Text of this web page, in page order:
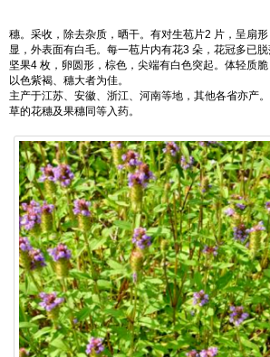
穗。采收，除去杂质，晒干。有对生苞片2 片，呈扇
显，外表面有白毛。每一苞片内有花3 朵，花冠多已
坚果4 枚，卵圆形，棕色，尖端有白色突起。体轻质脆
以色紫褐、穗大者为佳。
主产于江苏、安徽、浙江、河南等地，其他各省亦产
草的花穗及果穗同等入药。